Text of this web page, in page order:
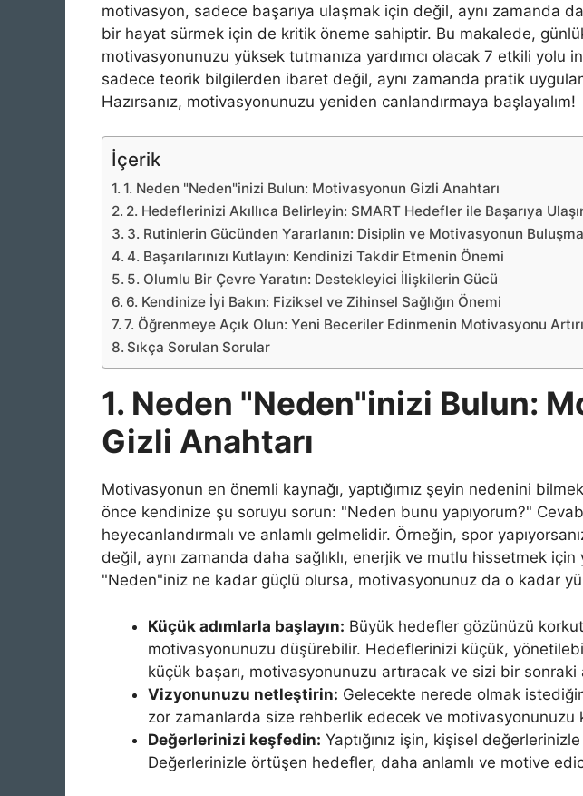
motivasyon, sadece başarıya ulaşmak için değil, aynı zamanda
bir hayat sürmek için de kritik öneme sahiptir. Bu makalede,
motivasyonunuzu yüksek tutmanıza yardımcı olacak 7 etkili yolu
sadece teorik bilgilerden ibaret değil, aynı zamanda pratik
Hazırsanız, motivasyonunuzu yeniden canlandırmaya başlayalım!
İçerik
1. Neden "Neden"inizi Bulun: Motivasyonun Gizli Anahtarı
2. Hedeflerinizi Akıllıca Belirleyin: SMART Hedefler ile Başarıya
3. Rutinlerin Gücünden Yararlanın: Disiplin ve Motivasyonun
4. Başarılarınızı Kutlayın: Kendinizi Takdir Etmenin Önemi
5. Olumlu Bir Çevre Yaratın: Destekleyici İlişkilerin Gücü
6. Kendinize İyi Bakın: Fiziksel ve Zihinsel Sağlığın Önemi
7. Öğrenmeye Açık Olun: Yeni Beceriler Edinmenin Motivasyonu
Sıkça Sorulan Sorular
1. Neden "Neden"inizi Bulun:
Gizli Anahtarı
Motivasyonun en önemli kaynağı, yaptığımız şeyin nedenini
önce kendinize şu soruyu sorun: "Neden bunu yapıyorum?"
heyecanlandırmalı ve anlamlı gelmelidir. Örneğin, spor
değil, aynı zamanda daha sağlıklı, enerjik ve mutlu hissetmek için
"Neden"iniz ne kadar güçlü olursa, motivasyonunuz da o kadar
Küçük adımlarla başlayın: Büyük hedefler gözünüzü
motivasyonunuzu düşürebilir. Hedeflerinizi küçük,
küçük başarı, motivasyonunuzu artıracak ve sizi bir
Vizyonunuzu netleştirin: Gelecekte nerede olmak
zor zamanlarda size rehberlik edecek ve motivasyonunuzu
Değerlerinizi keşfedin: Yaptığınız işin, kişisel
Değerlerinizle örtüşen hedefler, daha anlamlı ve motive